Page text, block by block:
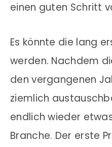
einen guten Schritt
Es könnte die lang
werden. Nachdem
den vergangenen
ziemlich
endlich wieder
Branche. Der erste